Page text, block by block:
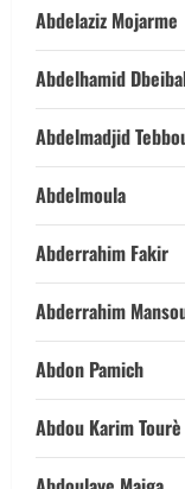
Abdelaziz Mojarme
Abdelhamid
Abdelmadjid
Abdelmoula
Abderrahim Fakir
Abderrahim
Abdon Pamich
Abdou Karim Tourè